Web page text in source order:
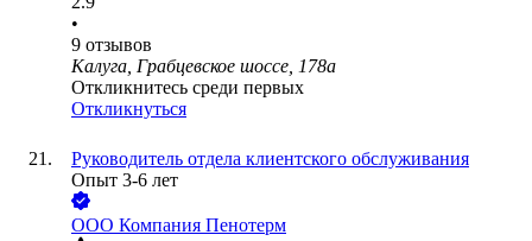
•
9 отзывов
Калуга, Грабцевское шоссе, 178а
Откликнитесь среди первых
Откликнуться
Руководитель отдела клиентского обслуживания
Опыт 3-6 лет
ООО Компания Пенотерм